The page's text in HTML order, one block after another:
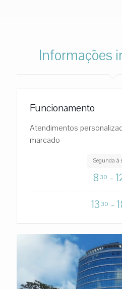
Informações
Funcionamento
Atendimentos
marcado
Segunda à
8 30 -
13 30 -